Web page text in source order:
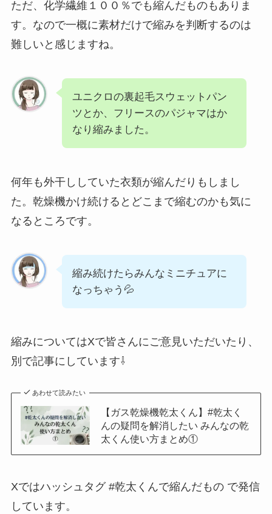
ただ、化学繊維１００％でも縮んだものもありま
す。なので一概に素材だけで縮みを判断するのは
難しいと感じますね。
ユニクロの裏起毛スウェットパン
ツとか、フリースのパジャマはか
なり縮みました。
何年も外干ししていた衣類が縮んだりもしまし
た。乾燥機かけ続けるとどこまで縮むのかも気に
なるところです。
縮み続けたらみんなミニチュアに
なっちゃう💦
縮みについてはXで皆さんにご意見いただいたり、
別で記事にしています⇩
あわせて読みたい
【ガス乾燥機乾太くん】#乾太く
んの疑問を解消したい みんなの乾
太くん使い方まとめ①
Xではハッシュタグ #乾太くんで縮んだもの で発信
しています。